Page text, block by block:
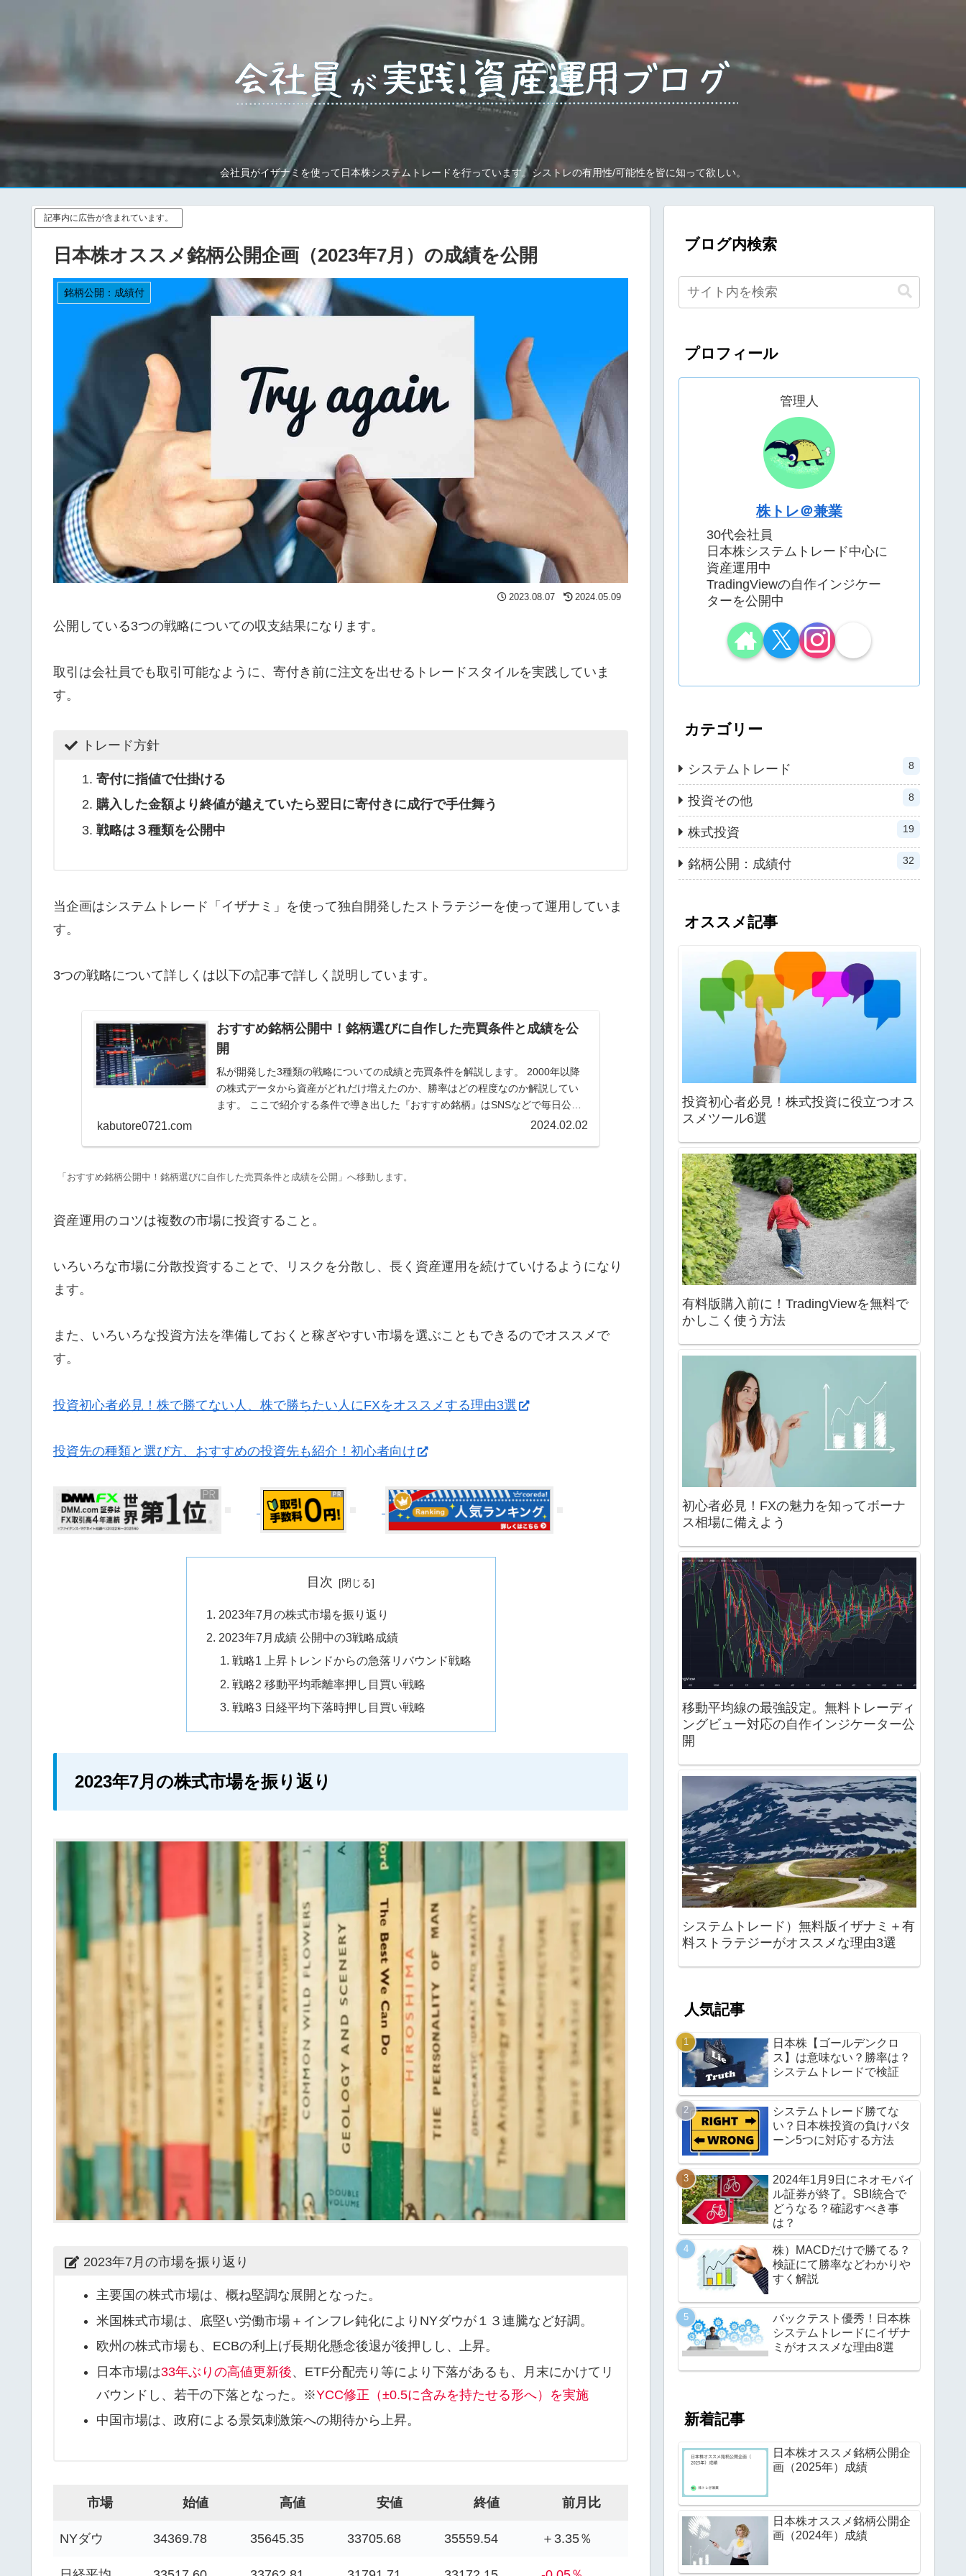
会社員がイザナミを使って日本株システムトレードを行っています。シストレの有用性/可能性を皆に知って欲しい。
記事内に広告が含まれています。
日本株オススメ銘柄公開企画（2023年7月）の成績を公開
銘柄公開：成績付
2023.08.07 2024.05.09
公開している3つの戦略についての収支結果になります。
取引は会社員でも取引可能なように、寄付き前に注文を出せるトレードスタイルを実践していま
す。
トレード方針
寄付に指値で仕掛ける
購入した金額より終値が越えていたら翌日に寄付きに成行で手仕舞う
戦略は３種類を公開中
当企画はシステムトレード「イザナミ」を使って独自開発したストラテジーを使って運用していま
す。
3つの戦略について詳しくは以下の記事で詳しく説明しています。
おすすめ銘柄公開中！銘柄選びに自作した売買条件と成績を公
開
私が開発した3種類の戦略についての成績と売買条件を解説します。 2000年以降
の株式データから資産がどれだけ増えたのか、勝率はどの程度なのか解説してい
ます。 ここで紹介する条件で導き出した『おすすめ銘柄』はSNSなどで毎日公開
kabutore0721.com 2024.02.02
「おすすめ銘柄公開中！銘柄選びに自作した売買条件と成績を公開」へ移動します。
資産運用のコツは複数の市場に投資すること。
いろいろな市場に分散投資することで、リスクを分散し、長く資産運用を続けていけるようになり
ます。
また、いろいろな投資方法を準備しておくと稼ぎやすい市場を選ぶこともできるのでオススメで
す。
投資初心者必見！株で勝てない人、株で勝ちたい人にFXをオススメする理由3選
投資先の種類と選び方、おすすめの投資先も紹介！初心者向け
目次
2023年7月の株式市場を振り返り
2023年7月成績 公開中の3戦略成績
戦略1 上昇トレンドからの急落リバウンド戦略
戦略2 移動平均乖離率押し目買い戦略
戦略3 日経平均下落時押し目買い戦略
2023年7月の株式市場を振り返り
2023年7月の市場を振り返り
主要国の株式市場は、概ね堅調な展開となった。
米国株式市場は、底堅い労働市場＋インフレ鈍化によりNYダウが１３連騰など好調。
欧州の株式市場も、ECBの利上げ長期化懸念後退が後押しし、上昇。
日本市場は33年ぶりの高値更新後、ETF分配売り等により下落があるも、月末にかけてリ
バウンドし、若干の下落となった。※YCC修正（±0.5に含みを持たせる形へ）を実施
中国市場は、政府による景気刺激策への期待から上昇。
市場 始値 高値 安値 終値 前月比
NYダウ 34369.78 35645.35 33705.68 35559.54 ＋3.35％
ブログ内検索
プロフィール
管理人
株トレ＠兼業
30代会社員
日本株システムトレード中心に
資産運用中
TradingViewの自作インジケー
ターを公開中
カテゴリー
システムトレード 8
投資その他 8
株式投資 19
銘柄公開：成績付 32
オススメ記事
投資初心者必見！株式投資に役立つオス
スメツール6選
有料版購入前に！TradingViewを無料で
かしこく使う方法
初心者必見！FXの魅力を知ってボーナ
ス相場に備えよう
移動平均線の最強設定。無料トレーディ
ングビュー対応の自作インジケーター公
開
システムトレード）無料版イザナミ＋有
料ストラテジーがオススメな理由3選
人気記事
日本株【ゴールデンクロ
ス】は意味ない？勝率は？
システムトレードで検証
システムトレード勝てな
い？日本株投資の負けパタ
ーン5つに対応する方法
2024年1月9日にネオモバイ
ル証券が終了。SBI統合で
どうなる？確認すべき事
は？
株）MACDだけで勝てる？
検証にて勝率などわかりや
すく解説
バックテスト優秀！日本株
システムトレードにイザナ
ミがオススメな理由8選
新着記事
日本株オススメ銘柄公開企
画（2025年）成績
日本株オススメ銘柄公開企
画（2024年）成績